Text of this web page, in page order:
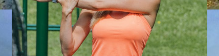
WARUM
DU
DRINNEN
BLEIBEN
SOLLTEST